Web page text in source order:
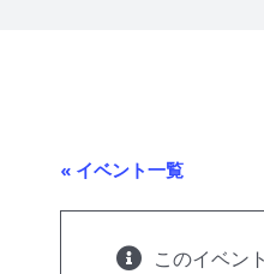
« イベント一覧
このイベン